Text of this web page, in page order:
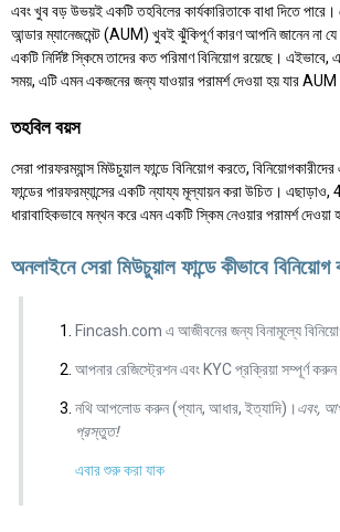
এবং খুব বড় উভয়ই একটি তহবিলের কার্যকারিতাকে বাধা দিতে
আন্ডার ম্যানেজমেন্ট (AUM) খুবই ঝুঁকিপূর্ণ কারণ আপনি জানেন না যে
একটি নির্দিষ্ট স্কিমে তাদের কত পরিমাণ বিনিয়োগ রয়েছে। এইভাবে,
সময়, এটি এমন একজনের জন্য যাওয়ার পরামর্শ দেওয়া হয় যার
তহবিল বয়স
সেরা পারফরম্যান্স মিউচুয়াল ফান্ডে বিনিয়োগ করতে, বিনিয়োগকারীদের
ফান্ডের পারফরম্যান্সের একটি ন্যায্য মূল্যায়ন করা উচিত।
ধারাবাহিকভাবে মন্থন করে এমন একটি স্কিম নেওয়ার পরামর্শ দেওয়া
অনলাইনে সেরা মিউচুয়াল ফান্ডে কীভাবে
Fincash.com এ আজীবনের জন্য বিনামূল্যে
আপনার রেজিস্ট্রেশন এবং KYC প্রক্রিয়া সম্পূর্ণ করুন
নথি আপলোড করুন (প্যান, আধার, ইত্যাদি)। এবং,
প্রস্তুত!
এবার শুরু করা যাক